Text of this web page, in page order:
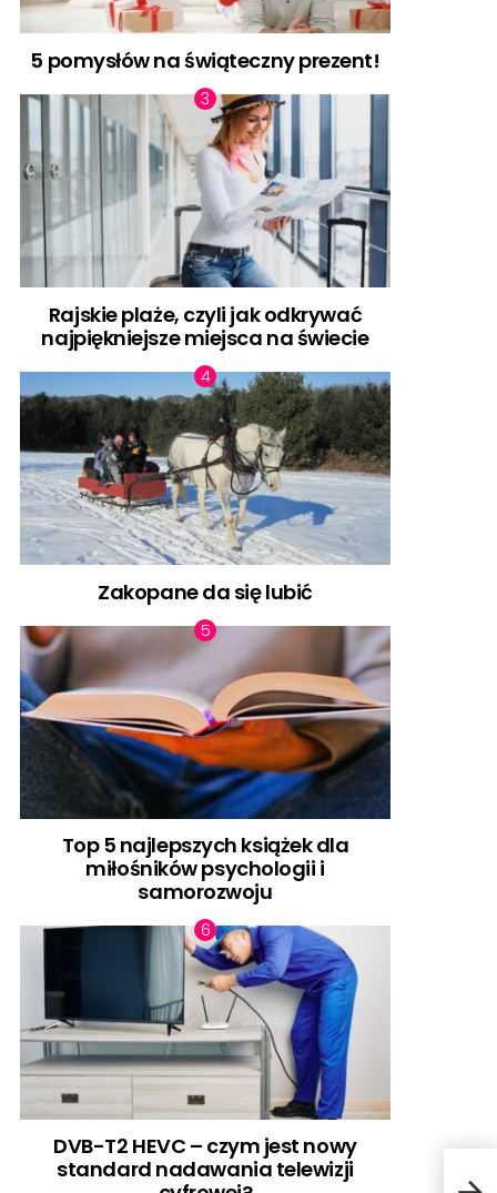
6
5 pomysłów na świąteczny prezent!
Rajskie plaże, czyli jak odkrywać
najpiękniejsze miejsca na świecie
Zakopane da się lubić
Top 5 najlepszych książek dla
miłośników psychologii i
samorozwoju
DVB-T2 HEVC – czym jest nowy
standard nadawania telewizji